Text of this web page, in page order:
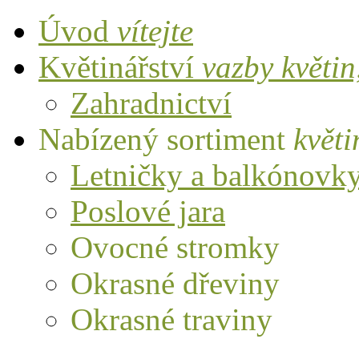
Úvod vítejte
Květinářství vazby
Zahradnictví
Nabízený sortiment
Letničky a
Poslové jara
Ovocné stromky
Okrasné dřeviny
Okrasné traviny